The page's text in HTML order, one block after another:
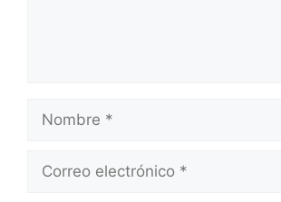
Nombre
Correo